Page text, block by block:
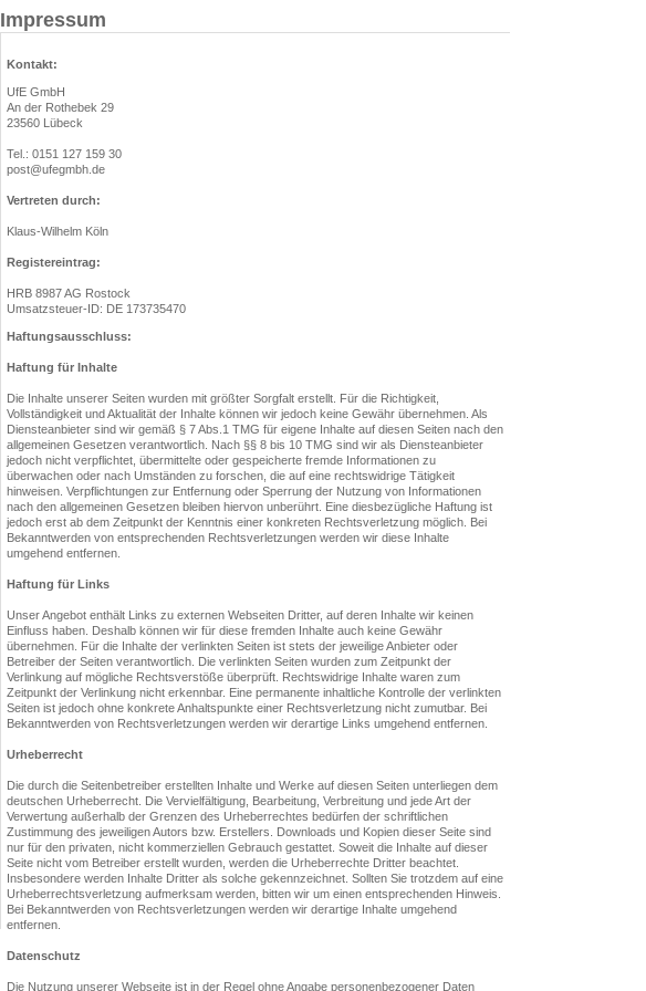
Impressum
Kontakt:
UfE GmbH
An der Rothebek 29
23560 Lübeck
Tel.: 0151 127 159 30
post@ufegmbh.de
Vertreten durch:
Klaus-Wilhelm Köln
Registereintrag:
HRB 8987 AG Rostock
Umsatzsteuer-ID: DE 173735470
Haftungsausschluss:
Haftung für Inhalte
Die Inhalte unserer Seiten wurden mit größter Sorgfalt erstellt. Für die Richtigkeit,
Vollständigkeit und Aktualität der Inhalte können wir jedoch keine Gewähr übernehmen. Als
Diensteanbieter sind wir gemäß § 7 Abs.1 TMG für eigene Inhalte auf diesen Seiten nach den
allgemeinen Gesetzen verantwortlich. Nach §§ 8 bis 10 TMG sind wir als Diensteanbieter
jedoch nicht verpflichtet, übermittelte oder gespeicherte fremde Informationen zu
überwachen oder nach Umständen zu forschen, die auf eine rechtswidrige Tätigkeit
hinweisen. Verpflichtungen zur Entfernung oder Sperrung der Nutzung von Informationen
nach den allgemeinen Gesetzen bleiben hiervon unberührt. Eine diesbezügliche Haftung ist
jedoch erst ab dem Zeitpunkt der Kenntnis einer konkreten Rechtsverletzung möglich. Bei
Bekanntwerden von entsprechenden Rechtsverletzungen werden wir diese Inhalte
umgehend entfernen.
Haftung für Links
Unser Angebot enthält Links zu externen Webseiten Dritter, auf deren Inhalte wir keinen
Einfluss haben. Deshalb können wir für diese fremden Inhalte auch keine Gewähr
übernehmen. Für die Inhalte der verlinkten Seiten ist stets der jeweilige Anbieter oder
Betreiber der Seiten verantwortlich. Die verlinkten Seiten wurden zum Zeitpunkt der
Verlinkung auf mögliche Rechtsverstöße überprüft. Rechtswidrige Inhalte waren zum
Zeitpunkt der Verlinkung nicht erkennbar. Eine permanente inhaltliche Kontrolle der verlinkten
Seiten ist jedoch ohne konkrete Anhaltspunkte einer Rechtsverletzung nicht zumutbar. Bei
Bekanntwerden von Rechtsverletzungen werden wir derartige Links umgehend entfernen.
Urheberrecht
Die durch die Seitenbetreiber erstellten Inhalte und Werke auf diesen Seiten unterliegen dem
deutschen Urheberrecht. Die Vervielfältigung, Bearbeitung, Verbreitung und jede Art der
Verwertung außerhalb der Grenzen des Urheberrechtes bedürfen der schriftlichen
Zustimmung des jeweiligen Autors bzw. Erstellers. Downloads und Kopien dieser Seite sind
nur für den privaten, nicht kommerziellen Gebrauch gestattet. Soweit die Inhalte auf dieser
Seite nicht vom Betreiber erstellt wurden, werden die Urheberrechte Dritter beachtet.
Insbesondere werden Inhalte Dritter als solche gekennzeichnet. Sollten Sie trotzdem auf eine
Urheberrechtsverletzung aufmerksam werden, bitten wir um einen entsprechenden Hinweis.
Bei Bekanntwerden von Rechtsverletzungen werden wir derartige Inhalte umgehend
entfernen.
Datenschutz
Die Nutzung unserer Webseite ist in der Regel ohne Angabe personenbezogener Daten